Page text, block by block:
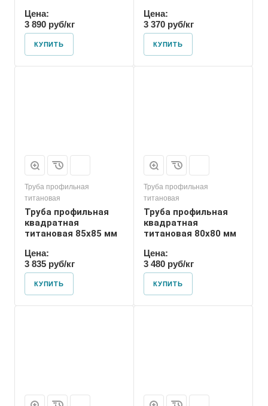
Цена:
3 890 руб/кг
КУПИТЬ
Цена:
3 370 руб/кг
КУПИТЬ
Труба профильная
титановая
Труба профильная
квадратная
титановая 85х85 мм
Цена:
3 835 руб/кг
КУПИТЬ
Труба профильная
титановая
Труба профильная
квадратная
титановая 80х80 мм
Цена:
3 480 руб/кг
КУПИТЬ